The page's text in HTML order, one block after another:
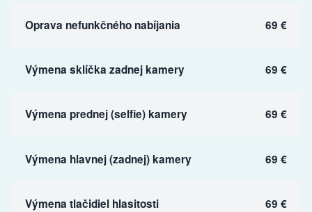
Oprava nefunkčného nabíjania 69 €
Výmena sklíčka zadnej kamery 69 €
Výmena prednej (selfie) kamery 69 €
Výmena hlavnej (zadnej) kamery 69 €
Výmena tlačidiel hlasitosti 69 €